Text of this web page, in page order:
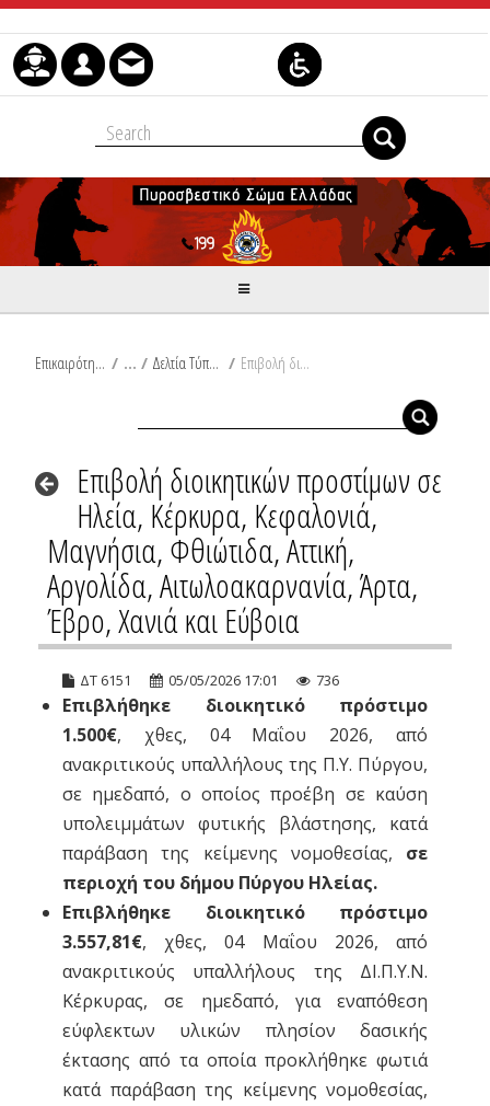
Μετάβαση στο περιεχόμενο
Επικαιρότητα / Δελτία Τύπου / Επιβολή διοικητικών προστίμων σε Ηλεία, Κέρκυρα, Κεφαλονιά, Μαγνήσια, Φθιώτιδα, Αττική, Αργολίδα, Αιτωλοακαρνανία, Άρτα, Έβρο, Χανιά και Εύβοια
Επιβολή διοικητικών προστίμων σε
Ηλεία, Κέρκυρα, Κεφαλονιά,
Μαγνήσια, Φθιώτιδα, Αττική,
Αργολίδα, Αιτωλοακαρνανία, Άρτα,
Έβρο, Χανιά και Εύβοια
ΔΤ 6151 05/05/2026 17:01 736
Επιβλήθηκε διοικητικό πρόστιμο
1.500€, χθες, 04 Μαΐου 2026, από
ανακριτικούς υπαλλήλους της Π.Υ. Πύργου,
σε ημεδαπό, ο οποίος προέβη σε καύση
υπολειμμάτων φυτικής βλάστησης, κατά
παράβαση της κείμενης νομοθεσίας, σε
περιοχή του δήμου Πύργου Ηλείας.
Επιβλήθηκε διοικητικό πρόστιμο
3.557,81€, χθες, 04 Μαΐου 2026, από
ανακριτικούς υπαλλήλους της ΔΙ.Π.Υ.Ν.
Κέρκυρας, σε ημεδαπό, για εναπόθεση
εύφλεκτων υλικών πλησίον δασικής
έκτασης από τα οποία προκλήθηκε φωτιά
κατά παράβαση της κείμενης νομοθεσίας,